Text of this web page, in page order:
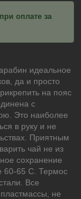
оплате за
идеальное
да и просто
на пояс
с
Это наиболее
в руку и не
Приятным
чай не из
сохранение
60-65 С. Термос
Все
не